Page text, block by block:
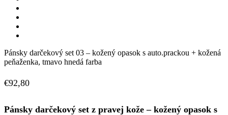
Pánsky darčekový set 03 – kožený opasok s auto.prackou + kožená
peňaženka, tmavo hnedá farba
€92,80
Pánsky darčekový set z pravej kože – kožený opasok s